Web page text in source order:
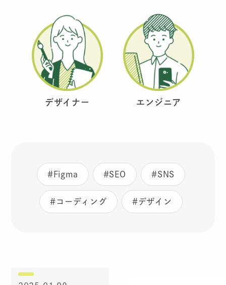
デザイナー エンジニア
#Figma #SEO #SNS
#コーディング #デザイン